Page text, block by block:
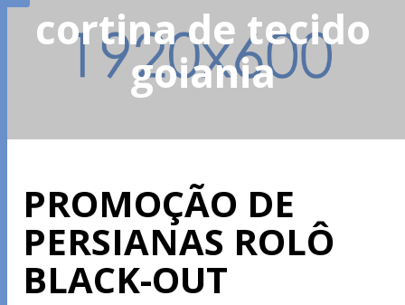
cortina de tecido
goiania
PROMOÇÃO DE
PERSIANAS ROLÔ
BLACK-OUT